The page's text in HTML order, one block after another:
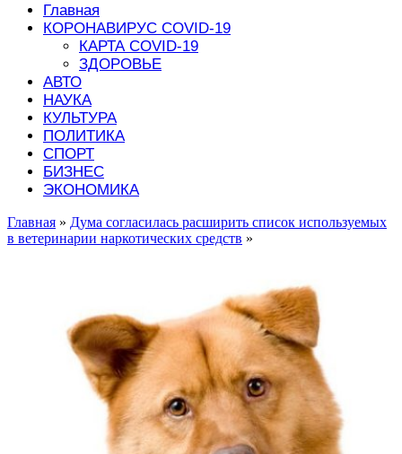
Главная
КОРОНАВИРУС COVID-19
КАРТА COVID-19
ЗДОРОВЬЕ
АВТО
НАУКА
КУЛЬТУРА
ПОЛИТИКА
СПОРТ
БИЗНЕС
ЭКОНОМИКА
Главная » Дума согласилась расширить список используемых
в ветеринарии наркотических средств »